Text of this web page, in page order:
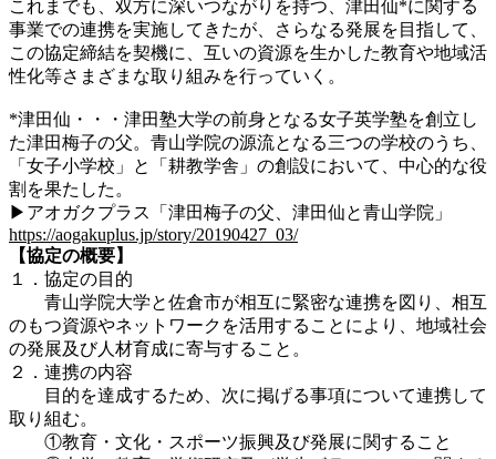
これまでも、双方に深いつながりを持つ、津田仙*に関する
事業での連携を実施してきたが、さらなる発展を目指して、
この協定締結を契機に、互いの資源を生かした教育や地域活
性化等さまざまな取り組みを行っていく。
*津田仙・・・津田塾大学の前身となる女子英学塾を創立し
た津田梅子の父。青山学院の源流となる三つの学校のうち、
「女子小学校」と「耕教学舎」の創設において、中心的な役
割を果たした。
▶アオガクプラス「 津田梅子の父、津田仙と青山学院 」
https://aogakuplus.jp/story/20190427_03/
【協定の概要】
１．協定の目的
青山学院大学と佐倉市が相互に緊密な連携を図り、相互
のもつ資源やネットワークを活用することにより、地域社会
の発展及び人材育成に寄与すること。
２．連携の内容
目的を達成するため、次に掲げる事項について連携して
取り組む。
①教育・文化・スポーツ振興及び発展に関すること